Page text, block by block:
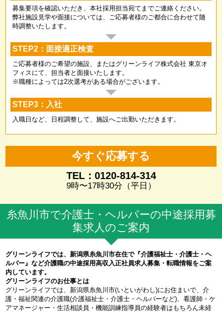
募集要項を確認いただき、本社採用担当宛てまでご連絡ください。
弊社施設見学や面接については、ご応募者様のご都合に合わせて随
時調整いたします。
STEP2：面接適正検査
ご応募者様のご希望の施設、またはグリーンライフ株式会社 東京オ
フィスにて、担当者と面接いたします。
※職種によっては2次選考がある場合がございます。
STEP3：入社
入職日など、日程調整して、施設へご出勤いただきます。
今すぐ応募する
TEL：0120-814-314
9時〜17時30分（平日）
糸魚川市で介護士・ヘルパーの中途採用募
集求人のご案内
グリーンライフでは、新潟県糸魚川市在住で『介護福祉士・介護士・ヘ
ルパー』など介護職の中途採用高収入正社員求人募集・転職情報をご案
内しています。
グリーンライフのお仕事とは
グリーンライフでは、新潟県糸魚川市(いといがわし)にお住まいで、介
護・福祉関連の介護職(介護福祉士・介護士・ヘルパーなど)、看護師・ケ
アマネージャー・生活相談員・機能訓練指導員の経験者はもちろん未経